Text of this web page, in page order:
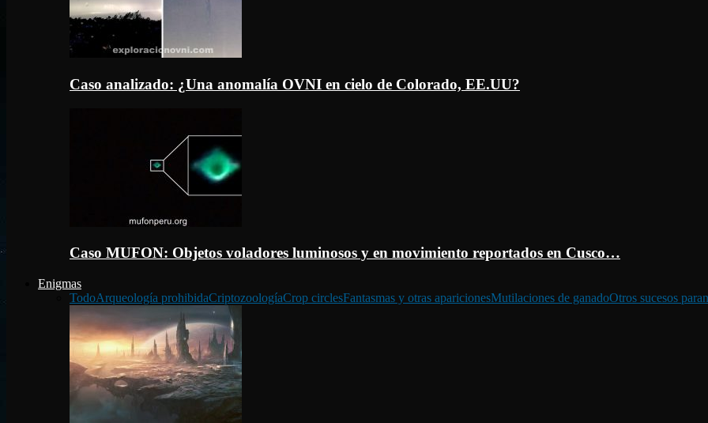
Caso analizado: ¿Una anomalía OVNI en cielo de Colorado, EE.UU?
Caso MUFON: Objetos voladores luminosos y en movimiento reportados en Cusco…
Enigmas
TodoArqueología prohibidaCriptozoologíaCrop circlesFantasmas y otras aparicionesMutilaciones de ganadoOtros sucesos